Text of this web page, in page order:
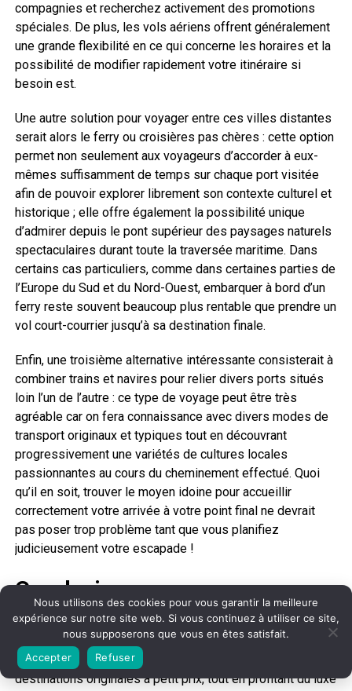
compagnies et recherchez activement des promotions
spéciales. De plus, les vols aériens offrent généralement
une grande flexibilité en ce qui concerne les horaires et la
possibilité de modifier rapidement votre itinéraire si
besoin est.
Une autre solution pour voyager entre ces villes distantes
serait alors le ferry ou croisières pas chères : cette option
permet non seulement aux voyageurs d’accorder à eux-
mêmes suffisamment de temps sur chaque port visitée
afin de pouvoir explorer librement son contexte culturel et
historique ; elle offre également la possibilité unique
d’admirer depuis le pont supérieur des paysages naturels
spectaculaires durant toute la traversée maritime. Dans
certains cas particuliers, comme dans certaines parties de
l’Europe du Sud et du Nord-Ouest, embarquer à bord d’un
ferry reste souvent beaucoup plus rentable que prendre un
vol court-courrier jusqu’à sa destination finale.
Enfin, une troisième alternative intéressante consisterait à
combiner trains et navires pour relier divers ports situés
loin l’un de l’autre : ce type de voyage peut être très
agréable car on fera connaissance avec divers modes de
transport originaux et typiques tout en découvrant
progressivement une variétés de cultures locales
passionnantes au cours du cheminement effectué. Quoi
qu’il en soit, trouver le moyen idoine pour accueillir
correctement votre arrivée à votre point final ne devrait
pas poser trop problème tant que vous planifiez
judicieusement votre escapade !
Conclusion
Les vacances en mer sont un moyen passionnant et
abordable de découvrir le monde. Les croisières pas
chères offrent aux voyageurs la possibilité d’explorer des
destinations originales à petit prix, tout en profitant du luxe
Nous utilisons des cookies pour vous garantir la meilleure
expérience sur notre site web. Si vous continuez à utiliser ce site,
nous supposerons que vous en êtes satisfait.
Accepter
Refuser